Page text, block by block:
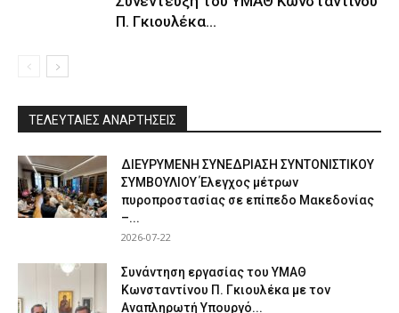
Π. Γκιουλέκα...
ΤΕΛΕΥΤΑΙΕΣ ΑΝΑΡΤΗΣΕΙΣ
ΔΙΕΥΡΥΜΕΝΗ ΣΥΝΕΔΡΙΑΣΗ ΣΥΝΤΟΝΙΣΤΙΚΟΥ
ΣΥΜΒΟΥΛΙΟΥ Έλεγχος μέτρων
πυροπροστασίας σε επίπεδο Μακεδονίας
–...
2026-07-22
Συνάντηση εργασίας του ΥΜΑΘ
Κωνσταντίνου Π. Γκιουλέκα με τον
Αναπληρωτή Υπουργό...